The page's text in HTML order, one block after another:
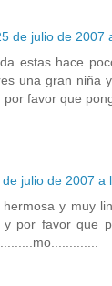
de julio de 2007
estas hace
una gran niña
por favor que
de julio de 2007 a
y muy
por favor que